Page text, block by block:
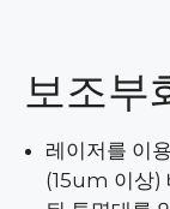
보조부
레이저를 이
(15um 이상)